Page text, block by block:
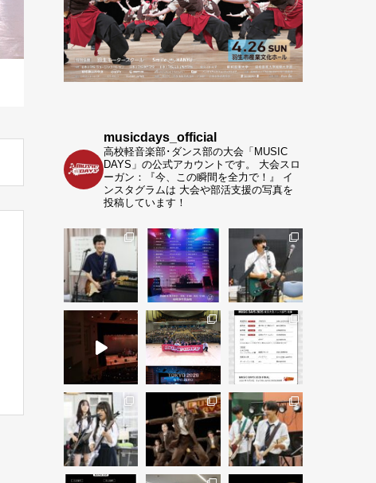
musicdays_official
高校軽音楽部･ダンス部の大会「MUSIC
DAYS」の公式アカウントです。
大会スロ
ーガン：『今、この瞬間を全力で！』
イ
ンスタグラムは 大会や部活支援の写真を
投稿しています！